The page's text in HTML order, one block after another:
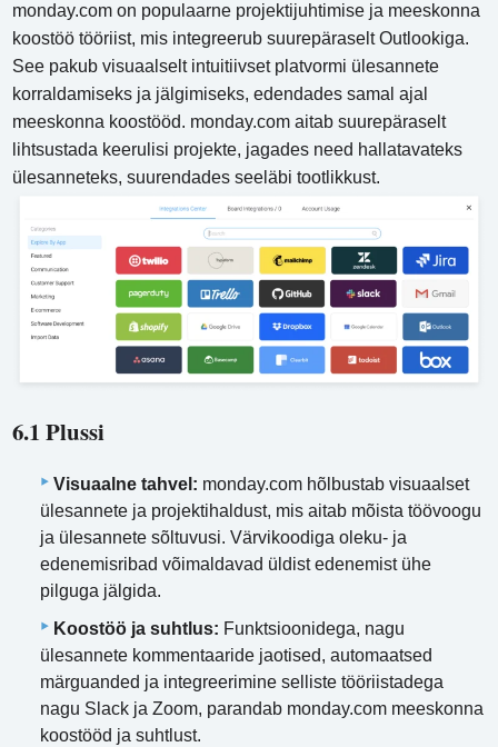
monday.com on populaarne projektijuhtimise ja meeskonna
koostöö tööriist, mis integreerub suurepäraselt Outlookiga.
See pakub visuaalselt intuitiivset platvormi ülesannete
korraldamiseks ja jälgimiseks, edendades samal ajal
meeskonna koostööd. monday.com aitab suurepäraselt
lihtsustada keerulisi projekte, jagades need hallatavateks
ülesanneteks, suurendades seeläbi tootlikkust.
6.1 Plussi
Visuaalne tahvel: monday.com hõlbustab visuaalset
ülesannete ja projektihaldust, mis aitab mõista töövoogu
ja ülesannete sõltuvusi. Värvikoodiga oleku- ja
edenemisribad võimaldavad üldist edenemist ühe
pilguga jälgida.
Koostöö ja suhtlus: Funktsioonidega, nagu
ülesannete kommentaaride jaotised, automaatsed
märguanded ja integreerimine selliste tööriistadega
nagu Slack ja Zoom, parandab monday.com meeskonna
koostööd ja suhtlust.